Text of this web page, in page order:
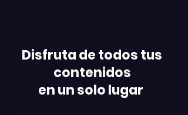
Disfruta de todos tus
contenidos
en un solo lugar